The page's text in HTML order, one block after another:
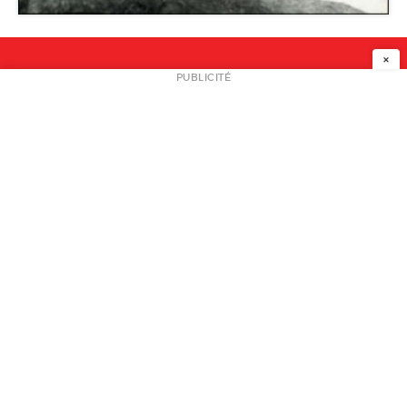
Musée Nicéphore Niépce
NEWSLETTER
×
PUBLICITÉ